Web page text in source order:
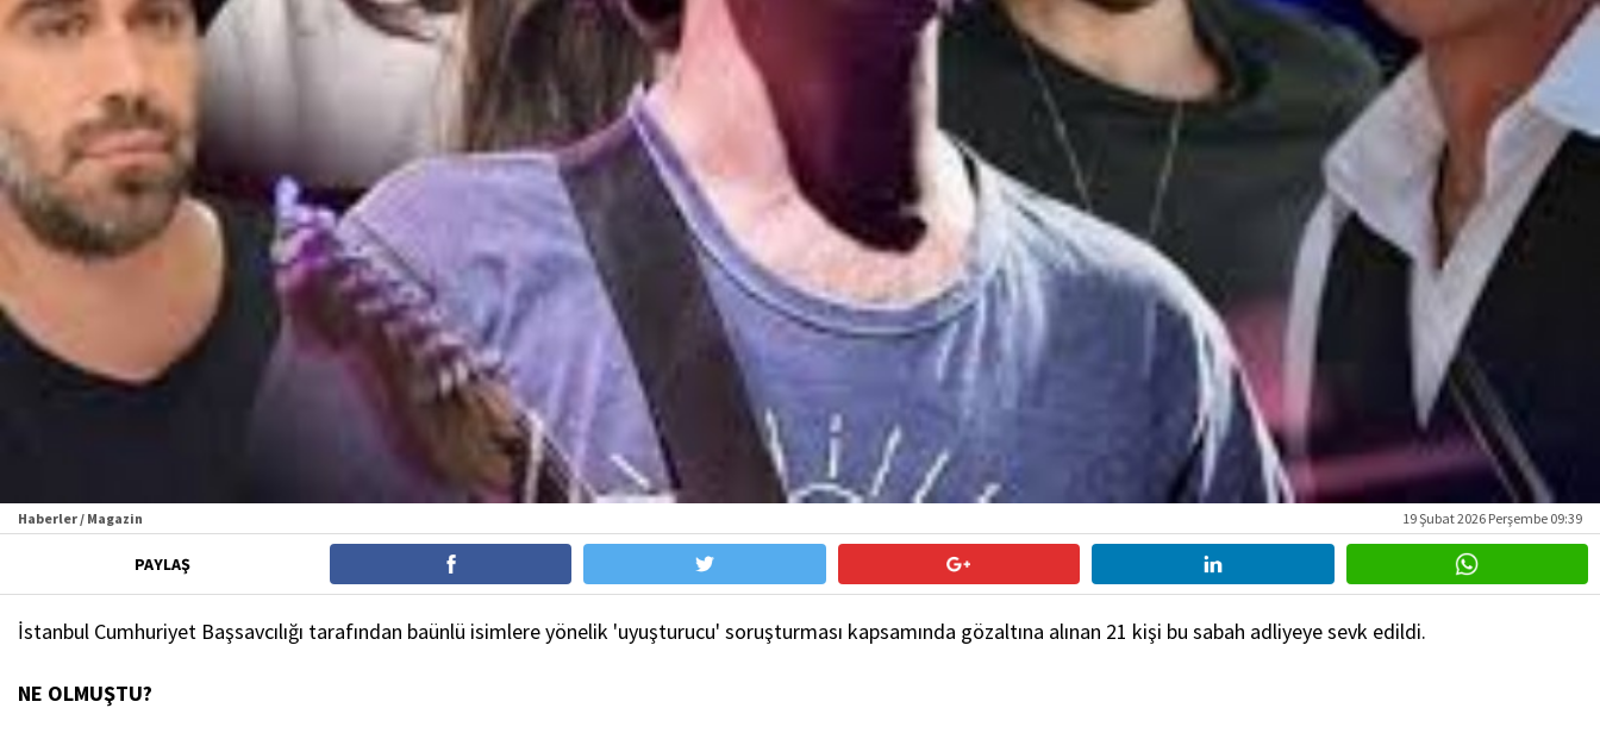
Haberler / Magazin 19 Şubat 2026 Perşembe 09:39
PAYLAŞ
İstanbul Cumhuriyet Başsavcılığı tarafından baünlü isimlere yönelik 'uyuşturucu' soruşturması kapsamında gözaltına alınan 21 kişi bu sabah adliyeye sevk edildi.
NE OLMUŞTU?